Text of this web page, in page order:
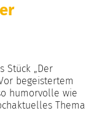
Stück „Der
begeistertem
humorvolle wie
Thema